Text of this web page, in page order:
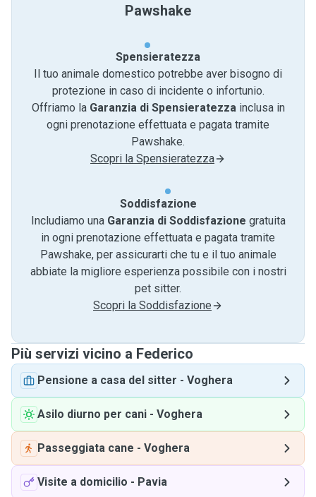
Pawshake
Spensieratezza
Il tuo animale domestico potrebbe aver bisogno di
protezione in caso di incidente o infortunio.
Offriamo la Garanzia di Spensieratezzainclusa in
ogni prenotazione effettuata e pagata tramite
Pawshake.
Scopri la Spensieratezza
Soddisfazione
Includiamo una Garanzia di Soddisfazione gratuita
in ogni prenotazione effettuata e pagata tramite
Pawshake, per assicurarti che tu e il tuo animale
abbiate la migliore esperienza possibile con i nostri
pet sitter.
Scopri la Soddisfazione
Più servizi vicino a Federico
Pensione a casa del sitter - Voghera
Asilo diurno per cani - Voghera
Passeggiata cane - Voghera
Visite a domicilio - Pavia